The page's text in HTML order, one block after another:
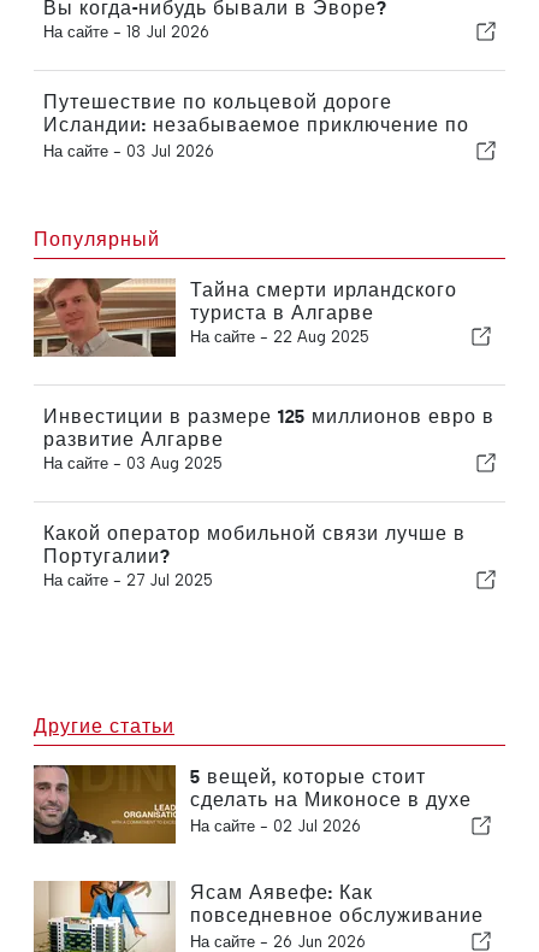
Вы когда-нибудь бывали в Эворе?
На сайте - 18 Jul 2026
Путешествие по кольцевой дороге
Исландии: незабываемое приключение по
живописным дорогам
На сайте - 03 Jul 2026
Популярный
Тайна смерти ирландского
туриста в Алгарве
На сайте - 22 Aug 2025
Инвестиции в размере 125 миллионов евро в
развитие Алгарве
На сайте - 03 Aug 2025
Какой оператор мобильной связи лучше в
Португалии?
На сайте - 27 Jul 2025
Другие статьи
5 вещей, которые стоит
сделать на Миконосе в духе
концепции «спокойной
На сайте - 02 Jul 2026
Ясам Аявефе: Как
повседневное обслуживание
определяет облик
На сайте - 26 Jun 2026